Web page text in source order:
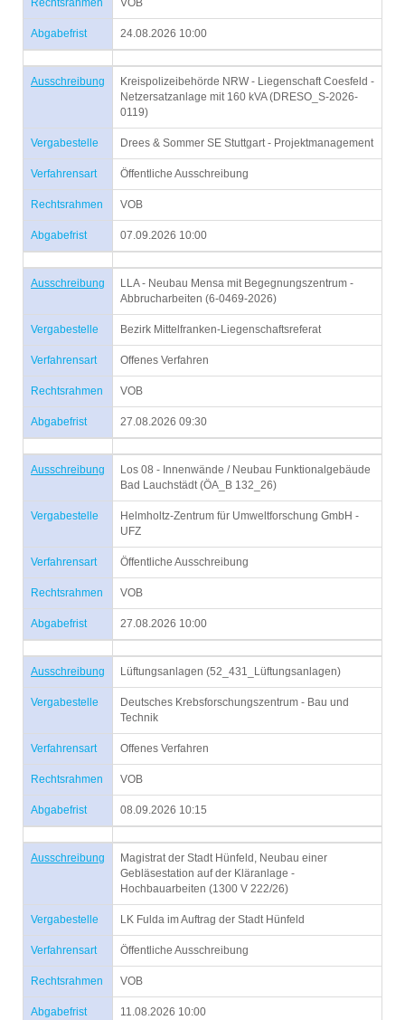
Rechtsrahmen VOB
Abgabefrist 24.08.2026 10:00
Ausschreibung
Kreispolizeibehörde NRW - Liegenschaft Coesfeld -
Netzersatzanlage mit 160 kVA (DRESO_S-2026-
0119)
Vergabestelle Drees & Sommer SE Stuttgart - Projektmanagement
Verfahrensart Öffentliche Ausschreibung
Rechtsrahmen VOB
Abgabefrist 07.09.2026 10:00
Ausschreibung
LLA - Neubau Mensa mit Begegnungszentrum -
Abbrucharbeiten (6-0469-2026)
Vergabestelle Bezirk Mittelfranken-Liegenschaftsreferat
Verfahrensart Offenes Verfahren
Rechtsrahmen VOB
Abgabefrist 27.08.2026 09:30
Ausschreibung
Los 08 - Innenwände / Neubau Funktionalgebäude
Bad Lauchstädt (ÖA_B 132_26)
Vergabestelle
Helmholtz-Zentrum für Umweltforschung GmbH -
UFZ
Verfahrensart Öffentliche Ausschreibung
Rechtsrahmen VOB
Abgabefrist 27.08.2026 10:00
Ausschreibung Lüftungsanlagen (52_431_Lüftungsanlagen)
Vergabestelle
Deutsches Krebsforschungszentrum - Bau und
Technik
Verfahrensart Offenes Verfahren
Rechtsrahmen VOB
Abgabefrist 08.09.2026 10:15
Ausschreibung
Magistrat der Stadt Hünfeld, Neubau einer
Gebläsestation auf der Kläranlage -
Hochbauarbeiten (1300 V 222/26)
Vergabestelle LK Fulda im Auftrag der Stadt Hünfeld
Verfahrensart Öffentliche Ausschreibung
Rechtsrahmen VOB
Abgabefrist 11.08.2026 10:00